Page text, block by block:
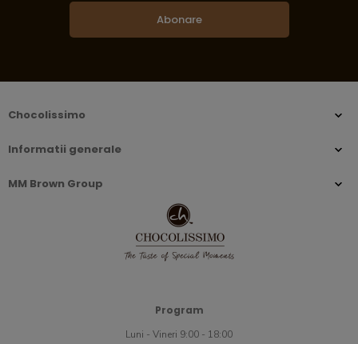
Abonare
Chocolissimo
Informatii generale
MM Brown Group
Program
Luni - Vineri 9:00 - 18:00